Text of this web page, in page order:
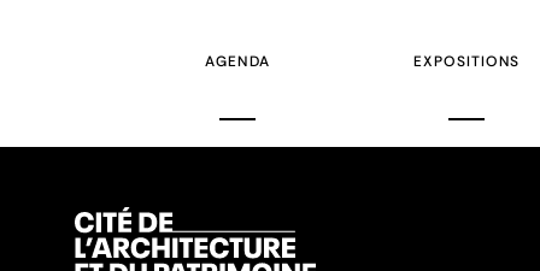
AGENDA EXPOSITIONS